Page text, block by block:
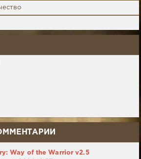
Way of the Warrior v2.5